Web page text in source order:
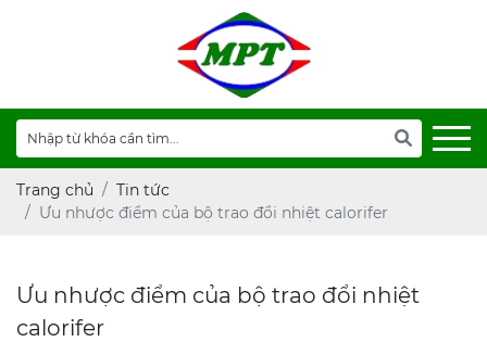
Trang chủ
Tin tức
Ưu nhược điểm của bộ trao đổi nhiệt calorifer
Ưu nhược điểm của bộ trao đổi nhiệt
calorifer